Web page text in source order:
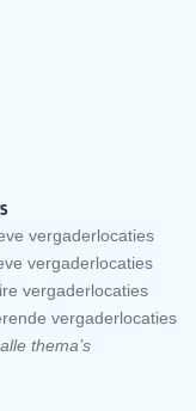
vergaderlocaties
vergaderlocaties
vergaderlocaties
vergaderlocaties
thema’s